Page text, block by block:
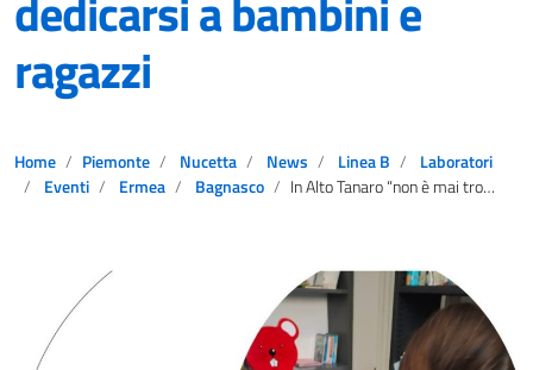
ragazzi
Home Piemonte Nucetta News Linea B
Laboratori
Eventi
Ermea Bagnasco In Alto Tanaro “non è mai troppo presto” per dedicarsi a bambini e ragazzi